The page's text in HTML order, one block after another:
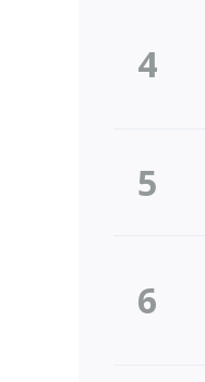
4
5
6